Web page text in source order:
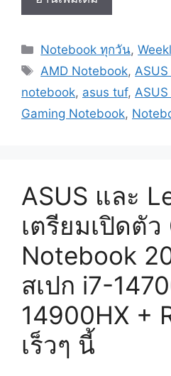
TUF
A15
ปรับ
ราคา
ลง
สเปก
7000HS
RTX
4050
4060
Categories
Notebook ทุกวัน,
Tags
AMD Notebook,
notebook, asus tuf,
Gaming Notebook,
ASUS และ
เตรียมเปิดตัว
Notebook
สเปก i7-
14900HX +
เร็วๆ นี้